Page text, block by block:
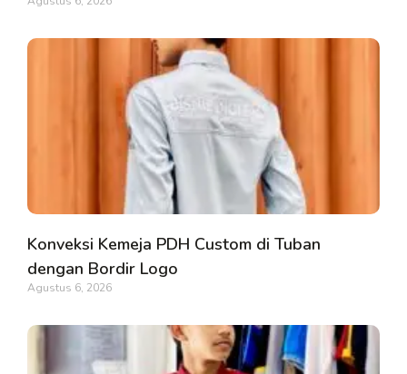
Konveksi Kemeja PDH Custom di Tuban
dengan Bordir Logo
Agustus 6, 2026